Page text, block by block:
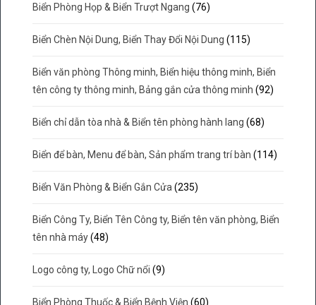
Biển Phòng Họp & Biển Trượt Ngang (76)
Biển Chèn Nội Dung, Biển Thay Đổi Nội Dung (115)
Biển văn phòng Thông minh, Biển hiệu thông minh, Biển
tên công ty thông minh, Bảng gắn cửa thông minh (92)
Biển chỉ dẫn tòa nhà & Biển tên phòng hành lang (68)
Biển để bàn, Menu để bàn, Sản phẩm trang trí bàn (114)
Biển Văn Phòng & Biển Gắn Cửa (235)
Biển Công Ty, Biển Tên Công ty, Biển tên văn phòng, Biển
tên nhà máy (48)
Logo công ty, Logo Chữ nổi (9)
Biển Phòng Thuốc & Biển Bệnh Viện (60)